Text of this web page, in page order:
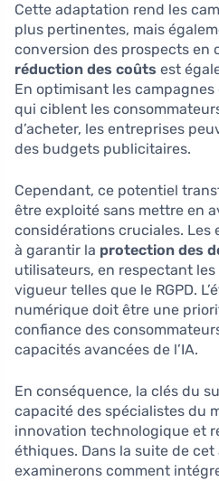
Cette adaptation rend les
plus pertinentes, mais
conversion des prospects en
réduction des coûts est
En optimisant les
qui ciblent les
d’acheter, les entreprises
des budgets publicitaires.
Cependant, ce potentiel
être exploité sans mettre en
considérations cruciales.
à garantir la protection des
utilisateurs, en respectant
vigueur telles que le RGPD.
numérique doit être une
confiance des
capacités avancées de l’IA.
En conséquence, la clés du
capacité des spécialistes du
innovation technologique et
éthiques. Dans la suite de
examinerons comment